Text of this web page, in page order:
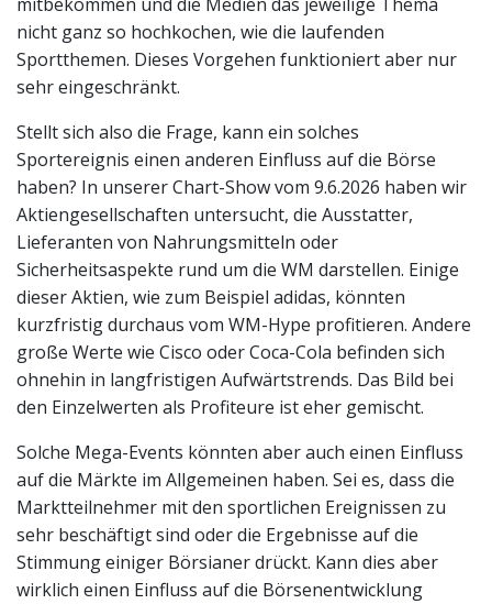
mitbekommen und die Medien das jeweilige Thema
nicht ganz so hochkochen, wie die laufenden
Sportthemen. Dieses Vorgehen funktioniert aber nur
sehr eingeschränkt.
Stellt sich also die Frage, kann ein solches
Sportereignis einen anderen Einfluss auf die Börse
haben? In unserer Chart-Show vom 9.6.2026 haben wir
Aktiengesellschaften untersucht, die Ausstatter,
Lieferanten von Nahrungsmitteln oder
Sicherheitsaspekte rund um die WM darstellen. Einige
dieser Aktien, wie zum Beispiel adidas, könnten
kurzfristig durchaus vom WM-Hype profitieren. Andere
große Werte wie Cisco oder Coca-Cola befinden sich
ohnehin in langfristigen Aufwärtstrends. Das Bild bei
den Einzelwerten als Profiteure ist eher gemischt.
Solche Mega-Events könnten aber auch einen Einfluss
auf die Märkte im Allgemeinen haben. Sei es, dass die
Marktteilnehmer mit den sportlichen Ereignissen zu
sehr beschäftigt sind oder die Ergebnisse auf die
Stimmung einiger Börsianer drückt. Kann dies aber
wirklich einen Einfluss auf die Börsenentwicklung